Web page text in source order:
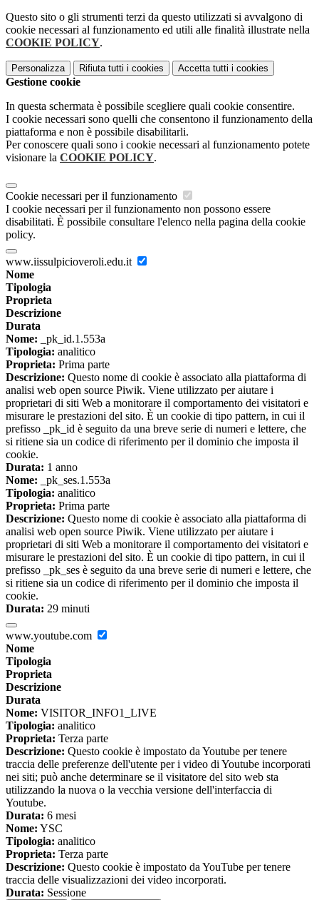
Questo sito o gli strumenti terzi da questo utilizzati si avvalgono di
cookie necessari al funzionamento ed utili alle finalità illustrate nella
COOKIE POLICY.
Personalizza Rifiuta tutti i cookies Accetta tutti i cookies
Gestione cookie
In questa schermata è possibile scegliere quali cookie consentire.
I cookie necessari sono quelli che consentono il funzionamento della
piattaforma e non è possibile disabilitarli.
Per conoscere quali sono i cookie necessari al funzionamento potete
visionare la COOKIE POLICY.
Cookie necessari per il funzionamento
I cookie necessari per il funzionamento non possono essere
disabilitati. È possibile consultare l'elenco nella pagina della cookie
policy.
www.iissulpicioveroli.edu.it
Nome
Tipologia
Proprieta
Descrizione
Durata
Nome: _pk_id.1.553a
Tipologia: analitico
Proprieta: Prima parte
Descrizione: Questo nome di cookie è associato alla piattaforma di
analisi web open source Piwik. Viene utilizzato per aiutare i
proprietari di siti Web a monitorare il comportamento dei visitatori e
misurare le prestazioni del sito. È un cookie di tipo pattern, in cui il
prefisso _pk_id è seguito da una breve serie di numeri e lettere, che
si ritiene sia un codice di riferimento per il dominio che imposta il
cookie.
Durata: 1 anno
Nome: _pk_ses.1.553a
Tipologia: analitico
Proprieta: Prima parte
Descrizione: Questo nome di cookie è associato alla piattaforma di
analisi web open source Piwik. Viene utilizzato per aiutare i
proprietari di siti Web a monitorare il comportamento dei visitatori e
misurare le prestazioni del sito. È un cookie di tipo pattern, in cui il
prefisso _pk_ses è seguito da una breve serie di numeri e lettere, che
si ritiene sia un codice di riferimento per il dominio che imposta il
cookie.
Durata: 29 minuti
www.youtube.com
Nome
Tipologia
Proprieta
Descrizione
Durata
Nome: VISITOR_INFO1_LIVE
Tipologia: analitico
Proprieta: Terza parte
Descrizione: Questo cookie è impostato da Youtube per tenere
traccia delle preferenze dell'utente per i video di Youtube incorporati
nei siti; può anche determinare se il visitatore del sito web sta
utilizzando la nuova o la vecchia versione dell'interfaccia di
Youtube.
Durata: 6 mesi
Nome: YSC
Tipologia: analitico
Proprieta: Terza parte
Descrizione: Questo cookie è impostato da YouTube per tenere
traccia delle visualizzazioni dei video incorporati.
Durata: Sessione